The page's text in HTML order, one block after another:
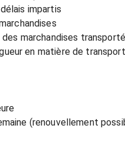
impartis
marchandises
en matière de
(renouvellement